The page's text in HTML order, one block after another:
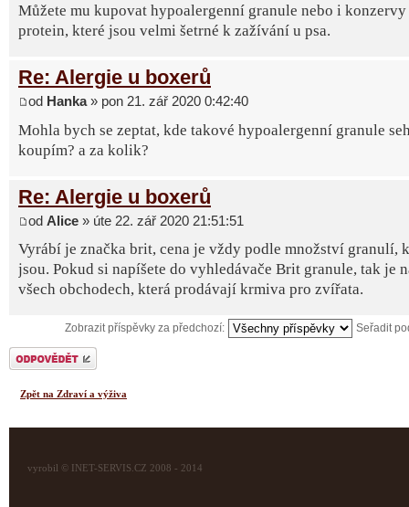
Můžete mu kupovat hypoalergenní granule nebo i
protein, které jsou velmi šetrné k zažívání u psa.
Re: Alergie u boxerů
od Hanka» pon 21. zář 2020 0:42:40
Mohla bych se zeptat, kde takové hypoalergenní granule
koupím? a za kolik?
Re: Alergie u boxerů
od Alice » úte 22. zář 2020 21:51:51
Vyrábí je značka brit, cena je vždy podle množství granulí,
jsou. Pokud si napíšete do vyhledávače Brit granule, tak je
všech obchodech, která prodávají krmiva pro zvířata.
Zobrazit příspěvky za předchozí: Seřadit
Odeslat odpověď
Zpět na Zdraví a výživa
vyrobil © INET-SERVIS.CZ 2008 - 2014